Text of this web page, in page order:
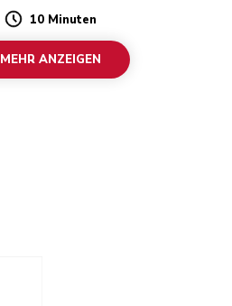
Duration
10 Minuten
MEHR ANZEIGEN